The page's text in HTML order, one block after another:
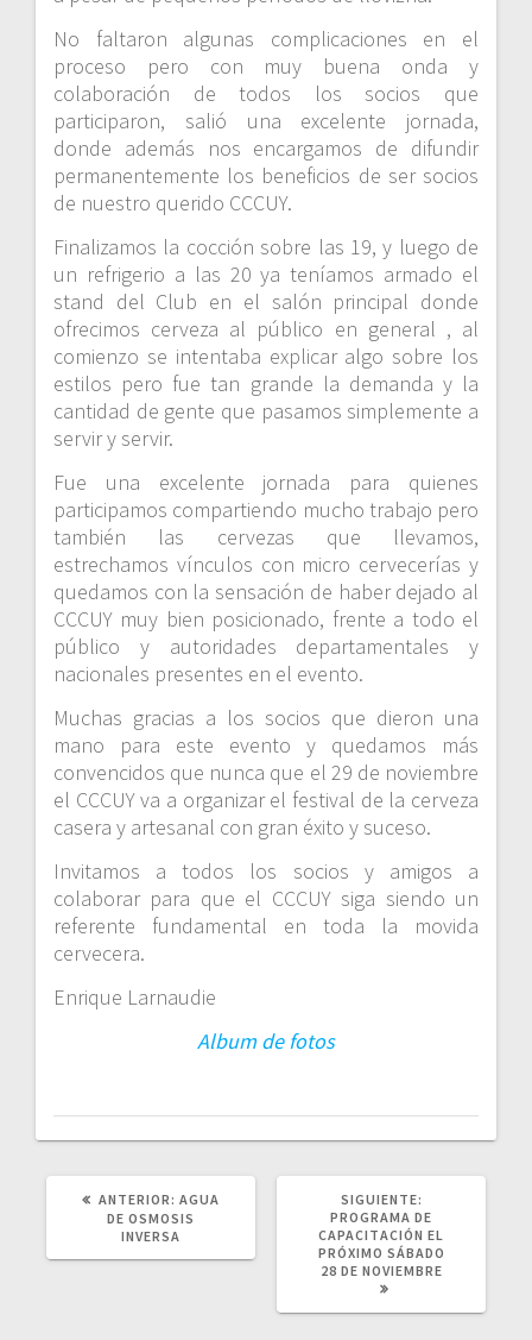
No faltaron algunas complicaciones en el
proceso pero con muy buena onda y
colaboración de todos los socios que
participaron, salió una excelente jornada,
donde además nos encargamos de difundir
permanentemente los beneficios de ser socios
de nuestro querido CCCUY.
Finalizamos la cocción sobre las 19, y luego de
un refrigerio a las 20 ya teníamos armado el
stand del Club en el salón principal donde
ofrecimos cerveza al público en general , al
comienzo se intentaba explicar algo sobre los
estilos pero fue tan grande la demanda y la
cantidad de gente que pasamos simplemente a
servir y servir.
Fue una excelente jornada para quienes
participamos compartiendo mucho trabajo pero
también las cervezas que llevamos,
estrechamos vínculos con micro cervecerías y
quedamos con la sensación de haber dejado al
CCCUY muy bien posicionado, frente a todo el
público y autoridades departamentales y
nacionales presentes en el evento.
Muchas gracias a los socios que dieron una
mano para este evento y quedamos más
convencidos que nunca que el 29 de noviembre
el CCCUY va a organizar el festival de la cerveza
casera y artesanal con gran éxito y suceso.
Invitamos a todos los socios y amigos a
colaborar para que el CCCUY siga siendo un
referente fundamental en toda la movida
cervecera.
Enrique Larnaudie
Album de fotos
ANTERIOR: POST
ANTERIOR:
AGUA
DE OSMOSIS
INVERSA
SIGUIENTE:
POST:
PROGRAMA DE
CAPACITACIÓN EL
PRÓXIMO SÁBADO
28 DE NOVIEMBRE